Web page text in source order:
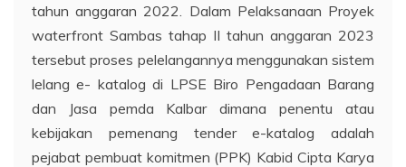
tahun anggaran 2022. Dalam Pelaksanaan Proyek
waterfront Sambas tahap II tahun anggaran 2023
tersebut proses pelelangannya menggunakan sistem
lelang e- katalog di LPSE Biro Pengadaan Barang
dan Jasa pemda Kalbar dimana penentu atau
kebijakan pemenang tender e-katalog adalah
pejabat pembuat komitmen (PPK) Kabid Cipta Karya